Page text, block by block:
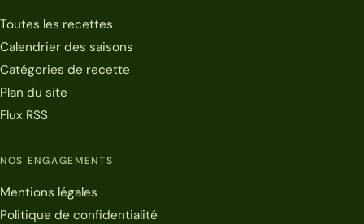
Toutes les recettes
Calendrier des saisons
Catégories de recette
Plan du site
Flux RSS
NOS ENGAGEMENTS
Mentions légales
Politique de confidentialité